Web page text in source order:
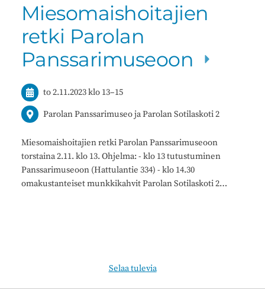
Miesomaishoitajien
retki Parolan
Panssarimuseoon
to 2.11.2023klo 13–15
Parolan Panssarimuseo ja Parolan Sotilaskoti 2
Miesomaishoitajien retki Parolan Panssarimuseoon
torstaina 2.11. klo 13. Ohjelma: - klo 13 tutustuminen
Panssarimuseoon (Hattulantie 334) - klo 14.30
omakustanteiset munkkikahvit Parolan Sotilaskoti 2…
Selaa tulevia